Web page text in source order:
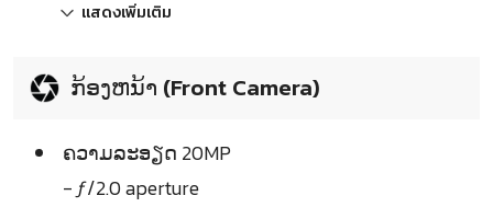
แสดงเพิ่มเติม
ກ້ອງຫນ້າ (Front Camera)
ຄວາມລະອຽດ 20MP
- ƒ/2.0 aperture